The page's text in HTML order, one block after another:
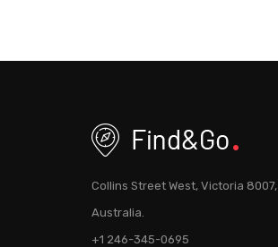
Collins Street West, Victoria 8007,
Australia.
+1 246-345-0695